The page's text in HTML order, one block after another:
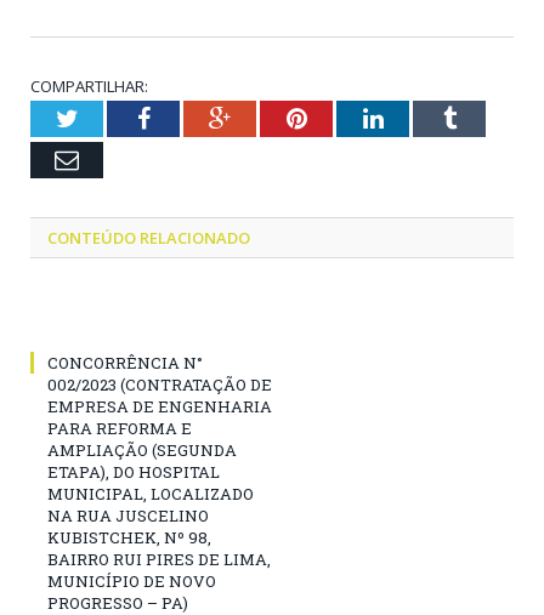
COMPARTILHAR:
TwitterFacebookGoogle+PinterestLinkedInTumblr
Email
CONTEÚDO RELACIONADO
CONCORRÊNCIA N°
002/2023 (CONTRATAÇÃO DE
EMPRESA DE ENGENHARIA
PARA REFORMA E
AMPLIAÇÃO (SEGUNDA
ETAPA), DO HOSPITAL
MUNICIPAL, LOCALIZADO
NA RUA JUSCELINO
KUBISTCHEK, Nº 98,
BAIRRO RUI PIRES DE LIMA,
MUNICÍPIO DE NOVO
PROGRESSO – PA)